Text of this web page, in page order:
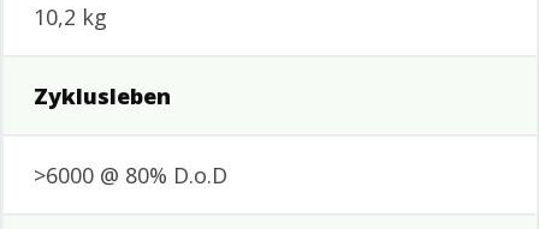
10,2 kg
Zyklusleben
>6000 @ 80% D.o.D